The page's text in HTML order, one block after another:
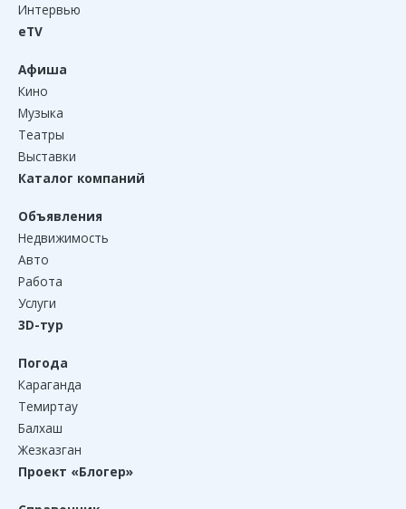
Интервью
eTV
Афиша
Кино
Музыка
Театры
Выставки
Каталог компаний
Объявления
Недвижимость
Авто
Работа
Услуги
3D-тур
Погода
Караганда
Темиртау
Балхаш
Жезказган
Проект «Блогер»